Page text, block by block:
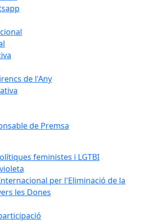
de l'Any
de Premsa
feministes i LGTBI
per l'Eliminació de la
les Dones